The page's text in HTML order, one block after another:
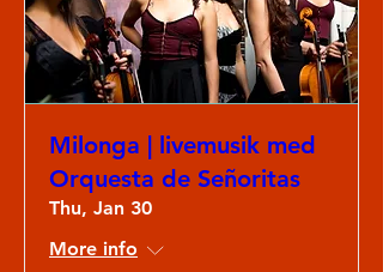
Milonga | livemusik med
Orquesta de Señoritas
Thu, Jan 30
More info